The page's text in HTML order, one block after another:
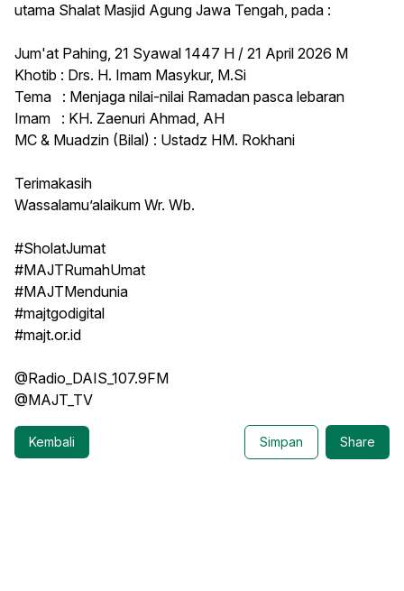
utama Shalat Masjid Agung Jawa Tengah, pada :
Jum'at Pahing, 21 Syawal 1447 H / 21 April 2026 M
Khotib : Drs. H. Imam Masykur, M.Si
Tema : Menjaga nilai-nilai Ramadan pasca lebaran
Imam : KH. Zaenuri Ahmad, AH
MC & Muadzin (Bilal) : Ustadz HM. Rokhani
Terimakasih
Wassalamu’alaikum Wr. Wb.
#SholatJumat
#MAJTRumahUmat
#MAJTMendunia
#majtgodigital
#majt.or.id
@Radio_DAIS_107.9FM
@MAJT_TV
Kembali Simpan Share